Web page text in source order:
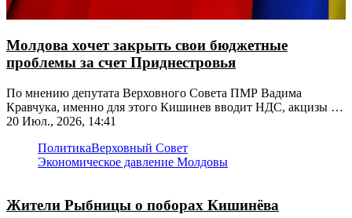
Молдова хочет закрыть свои бюджетные
проблемы за счет Приднестровья
По мнению депутата Верховного Совета ПМР Вадима
Кравчука, именно для этого Кишинев вводит НДС, акцизы и
«фонд конвергенции»
20 Июл., 2026, 14:41
ПолитикаВерховный Совет
Экономическое давление Молдовы
Жители Рыбницы о поборах Кишинёва